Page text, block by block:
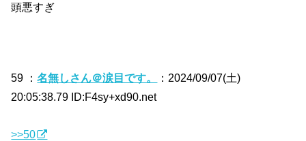
頭悪すぎ
59 ：名無しさん＠涙目です。
：2024/09/07(土)
20:05:38.79 ID:F4sy+xd90.net
>>50